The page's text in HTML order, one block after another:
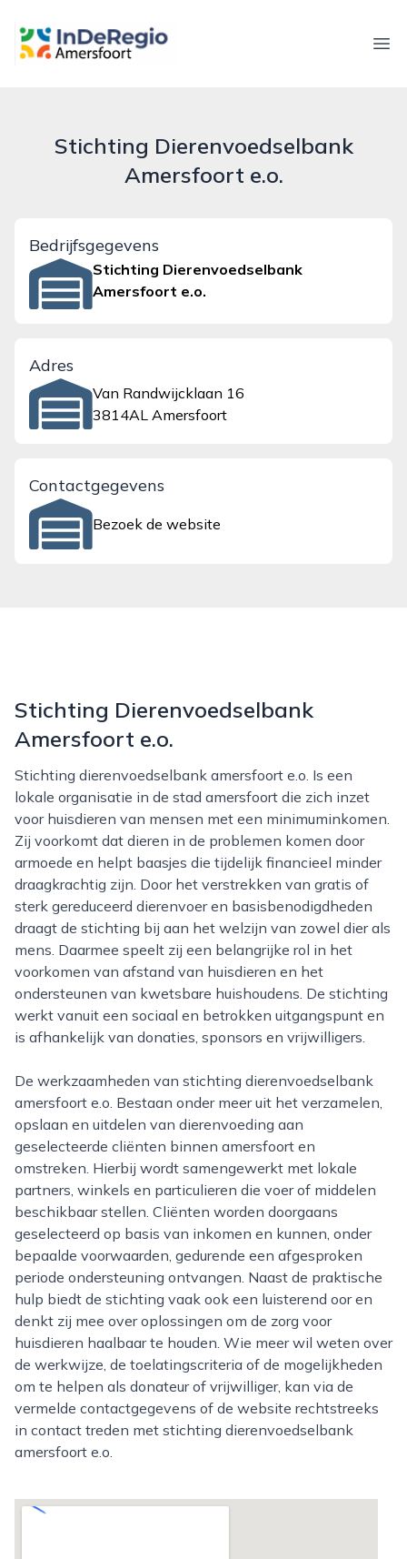
inderegioamersfoort.nl
Stichting Dierenvoedselbank
Amersfoort e.o.
Bedrijfsgegevens
Stichting Dierenvoedselbank
Amersfoort e.o.
Adres
Van Randwijcklaan 16
3814AL Amersfoort
Contactgegevens
Bezoek de website
Stichting Dierenvoedselbank
Amersfoort e.o.
Stichting dierenvoedselbank amersfoort e.o. Is een
lokale organisatie in de stad amersfoort die zich inzet
voor huisdieren van mensen met een minimuminkomen.
Zij voorkomt dat dieren in de problemen komen door
armoede en helpt baasjes die tijdelijk financieel minder
draagkrachtig zijn. Door het verstrekken van gratis of
sterk gereduceerd dierenvoer en basisbenodigdheden
draagt de stichting bij aan het welzijn van zowel dier als
mens. Daarmee speelt zij een belangrijke rol in het
voorkomen van afstand van huisdieren en het
ondersteunen van kwetsbare huishoudens. De stichting
werkt vanuit een sociaal en betrokken uitgangspunt en
is afhankelijk van donaties, sponsors en vrijwilligers.
De werkzaamheden van stichting dierenvoedselbank
amersfoort e.o. Bestaan onder meer uit het verzamelen,
opslaan en uitdelen van dierenvoeding aan
geselecteerde cliënten binnen amersfoort en
omstreken. Hierbij wordt samengewerkt met lokale
partners, winkels en particulieren die voer of middelen
beschikbaar stellen. Cliënten worden doorgaans
geselecteerd op basis van inkomen en kunnen, onder
bepaalde voorwaarden, gedurende een afgesproken
periode ondersteuning ontvangen. Naast de praktische
hulp biedt de stichting vaak ook een luisterend oor en
denkt zij mee over oplossingen om de zorg voor
huisdieren haalbaar te houden. Wie meer wil weten over
de werkwijze, de toelatingscriteria of de mogelijkheden
om te helpen als donateur of vrijwilliger, kan via de
vermelde contactgegevens of de website rechtstreeks
in contact treden met stichting dierenvoedselbank
amersfoort e.o.